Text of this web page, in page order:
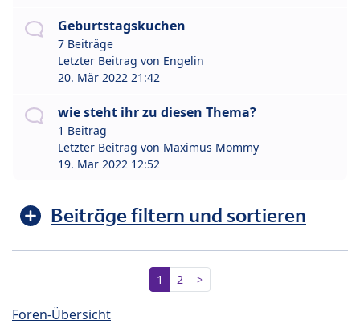
Geburtstagskuchen
7 Beiträge
Letzter Beitrag von Engelin
20. Mär 2022 21:42
wie steht ihr zu diesen Thema?
1 Beitrag
Letzter Beitrag von Maximus Mommy
19. Mär 2022 12:52
Beiträge filtern und sortieren
1 2 >
Foren-Übersicht